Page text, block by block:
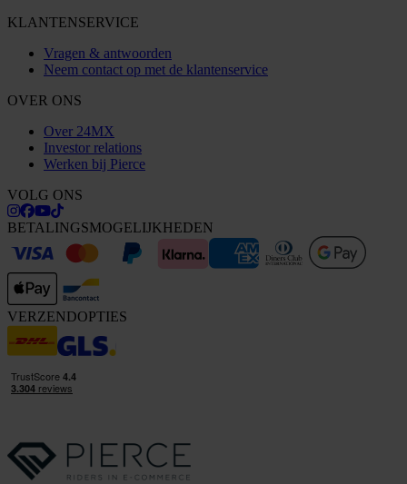
KLANTENSERVICE
Vragen & antwoorden
Neem contact op met de klantenservice
OVER ONS
Over 24MX
Investor relations
Werken bij Pierce
VOLG ONS
BETALINGSMOGELIJKHEDEN
VERZENDOPTIES